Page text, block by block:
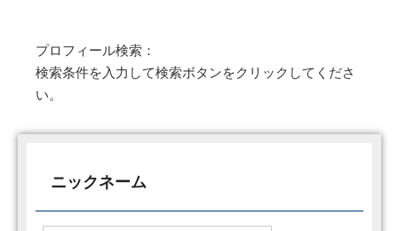
プロフィール検索：
検索条件を入力して検索ボタンをクリックしてくださ
い。
ニックネーム